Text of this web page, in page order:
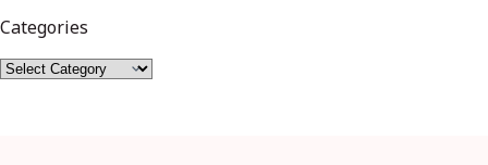
Categories